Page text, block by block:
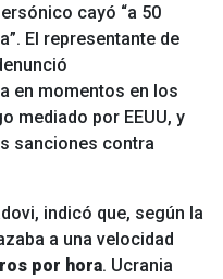
cayó “a 50
El representante de
en momentos en los
mediado por EEUU, y
sanciones contra
indicó que, según la
a una velocidad
por hora. Ucrania